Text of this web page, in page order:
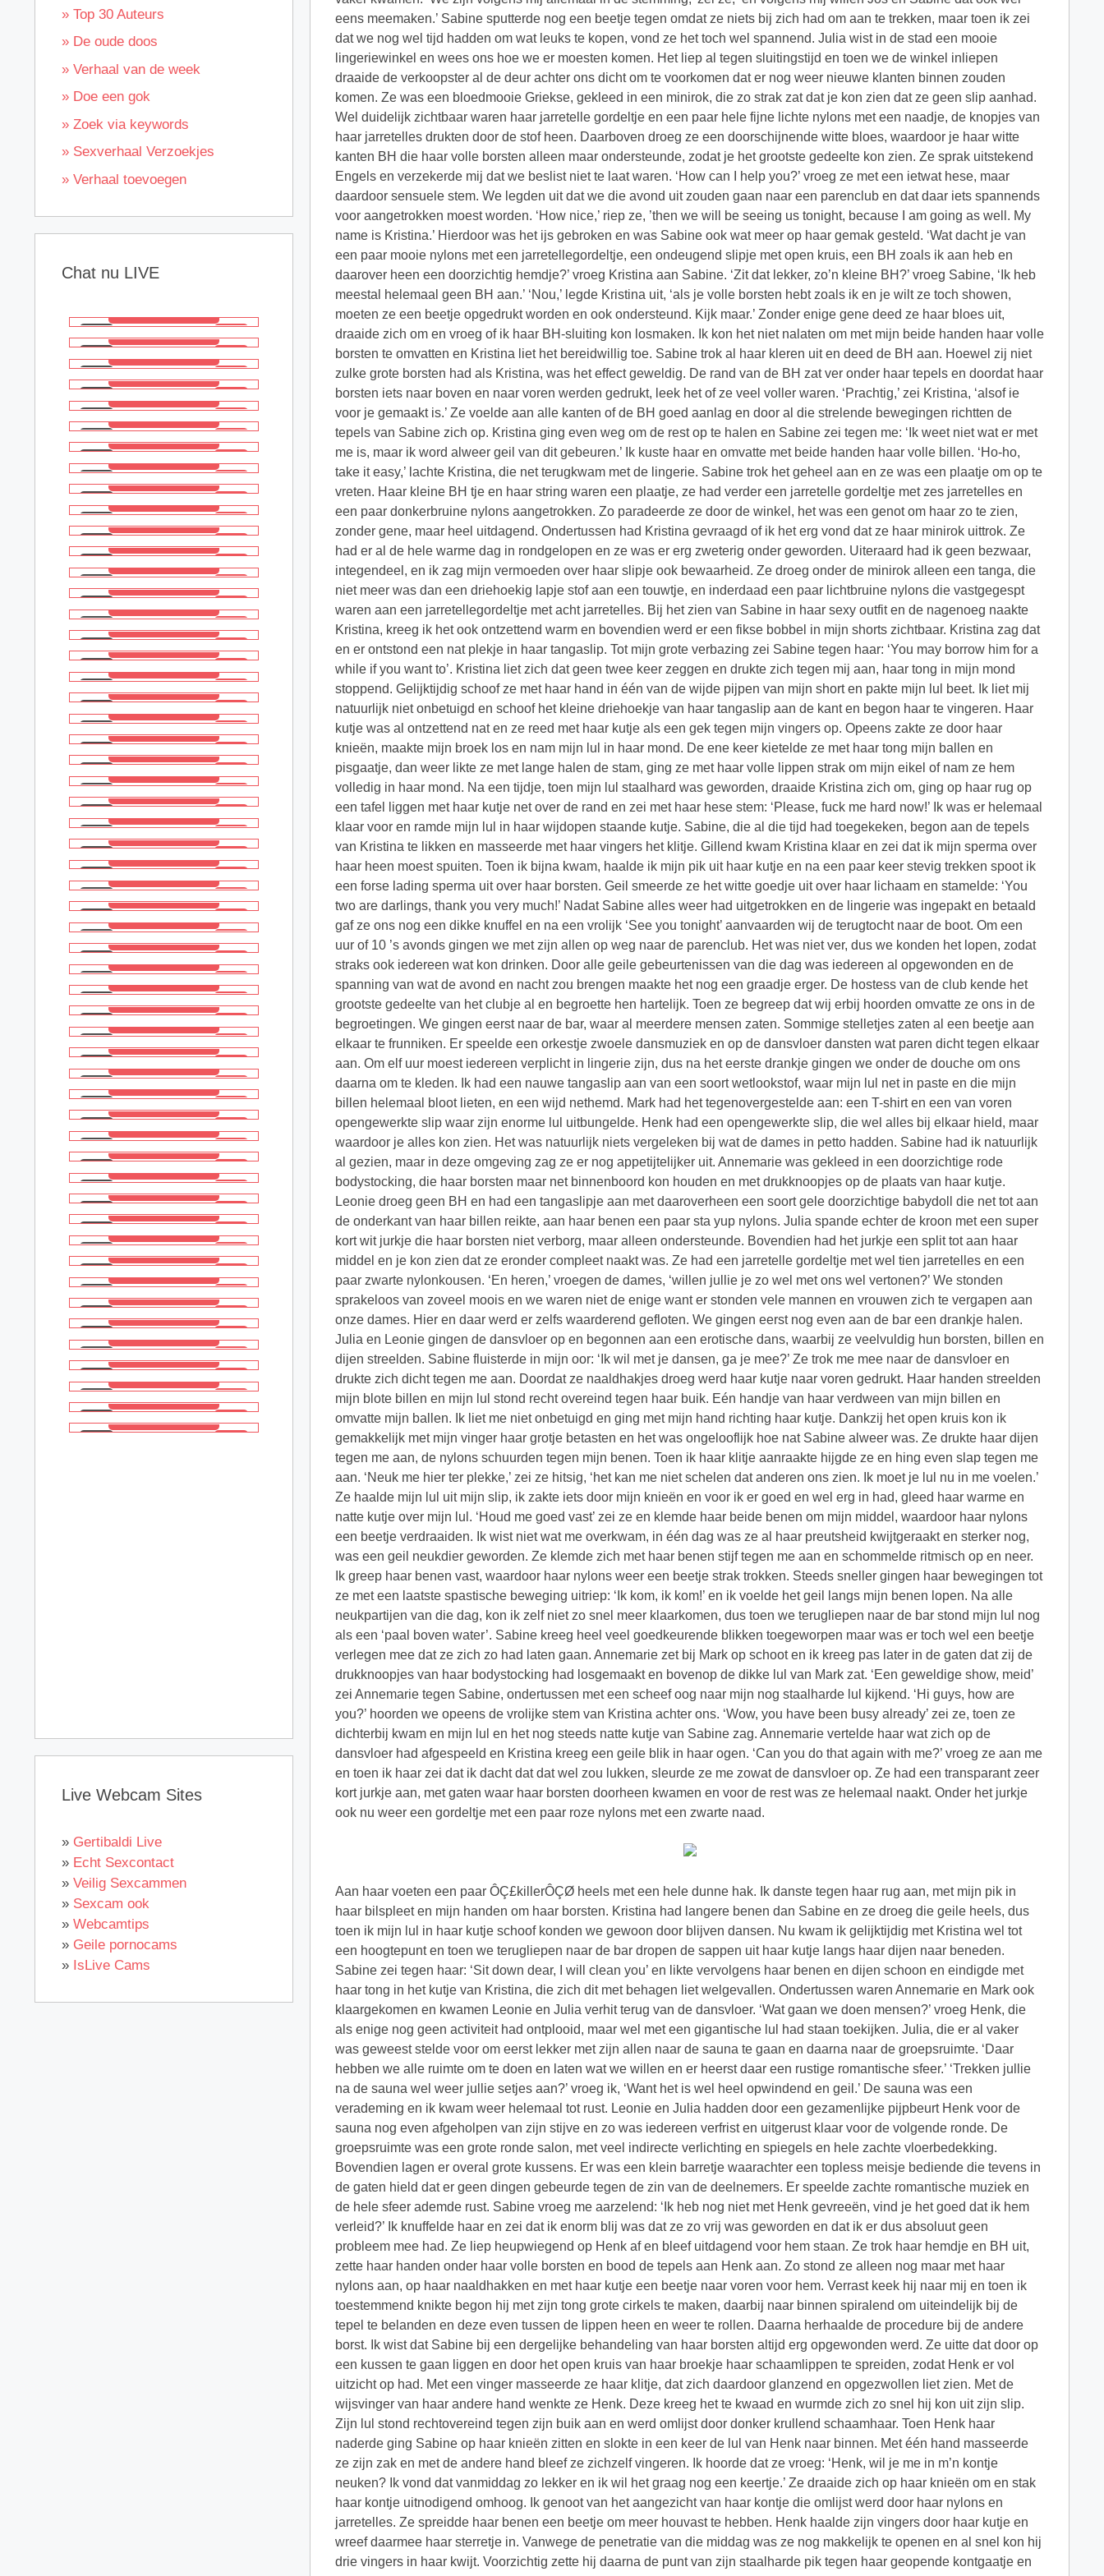
Aan haar voeten een paar ÔÇ£killerÔÇØ heels met een hele dunne hak. Ik danste tegen haar rug aan, met mijn pik in
haar bilspleet en mijn handen om haar borsten. Kristina had langere benen dan Sabine en ze droeg die geile heels, dus
toen ik mijn lul in haar kutje schoof konden we gewoon door blijven dansen. Nu kwam ik gelijktijdig met Kristina wel tot
een hoogtepunt en toen we terugliepen naar de bar dropen de sappen uit haar kutje langs haar dijen naar beneden.
Sabine zei tegen haar: ‘Sit down dear, I will clean you’ en likte vervolgens haar benen en dijen schoon en eindigde met
haar tong in het kutje van Kristina, die zich dit met behagen liet welgevallen. Ondertussen waren Annemarie en Mark ook
klaargekomen en kwamen Leonie en Julia verhit terug van de dansvloer. ‘Wat gaan we doen mensen?’ vroeg Henk, die
als enige nog geen activiteit had ontplooid, maar wel met een gigantische lul had staan toekijken. Julia, die er al vaker
was geweest stelde voor om eerst lekker met zijn allen naar de sauna te gaan en daarna naar de groepsruimte. ‘Daar
hebben we alle ruimte om te doen en laten wat we willen en er heerst daar een rustige romantische sfeer.’ ‘Trekken jullie
na de sauna wel weer jullie setjes aan?’ vroeg ik, ‘Want het is wel heel opwindend en geil.’ De sauna was een
verademing en ik kwam weer helemaal tot rust. Leonie en Julia hadden door een gezamenlijke pijpbeurt Henk voor de
sauna nog even afgeholpen van zijn stijve en zo was iedereen verfrist en uitgerust klaar voor de volgende ronde. De
groepsruimte was een grote ronde salon, met veel indirecte verlichting en spiegels en hele zachte vloerbedekking.
Bovendien lagen er overal grote kussens. Er was een klein barretje waarachter een topless meisje bediende die tevens in
de gaten hield dat er geen dingen gebeurde tegen de zin van de deelnemers. Er speelde zachte romantische muziek en
de hele sfeer ademde rust. Sabine vroeg me aarzelend: ‘Ik heb nog niet met Henk gevreeën, vind je het goed dat ik hem
verleid?’ Ik knuffelde haar en zei dat ik enorm blij was dat ze zo vrij was geworden en dat ik er dus absoluut geen
probleem mee had. Ze liep heupwiegend op Henk af en bleef uitdagend voor hem staan. Ze trok haar hemdje en BH uit,
zette haar handen onder haar volle borsten en bood de tepels aan Henk aan. Zo stond ze alleen nog maar met haar
nylons aan, op haar naaldhakken en met haar kutje een beetje naar voren voor hem. Verrast keek hij naar mij en toen ik
toestemmend knikte begon hij met zijn tong grote cirkels te maken, daarbij naar binnen spiralend om uiteindelijk bij de
tepel te belanden en deze even tussen de lippen heen en weer te rollen. Daarna herhaalde de procedure bij de andere
borst. Ik wist dat Sabine bij een dergelijke behandeling van haar borsten altijd erg opgewonden werd. Ze uitte dat door op
een kussen te gaan liggen en door het open kruis van haar broekje haar schaamlippen te spreiden, zodat Henk er vol
uitzicht op had. Met een vinger masseerde ze haar klitje, dat zich daardoor glanzend en opgezwollen liet zien. Met de
wijsvinger van haar andere hand wenkte ze Henk. Deze kreeg het te kwaad en wurmde zich zo snel hij kon uit zijn slip.
Zijn lul stond rechtovereind tegen zijn buik aan en werd omlijst door donker krullend schaamhaar. Toen Henk haar
naderde ging Sabine op haar knieën zitten en slokte in een keer de lul van Henk naar binnen. Met één hand masseerde
ze zijn zak en met de andere hand bleef ze zichzelf vingeren. Ik hoorde dat ze vroeg: ‘Henk, wil je me in m’n kontje
neuken? Ik vond dat vanmiddag zo lekker en ik wil het graag nog een keertje.’ Ze draaide zich op haar knieën om en stak
haar kontje uitnodigend omhoog. Ik genoot van het aangezicht van haar kontje die omlijst werd door haar nylons en
jarretelles. Ze spreidde haar benen een beetje om meer houvast te hebben. Henk haalde zijn vingers door haar kutje en
wreef daarmee haar sterretje in. Vanwege de penetratie van die middag was ze nog makkelijk te openen en al snel kon hij
drie vingers in haar kwijt. Voorzichtig zette hij daarna de punt van zijn staalharde pik tegen haar geopende kontgaatje en
» Top 30 Auteurs
» De oude doos
» Verhaal van de week
» Doe een gok
» Zoek via keywords
» Sexverhaal Verzoekjes
» Verhaal toevoegen
Chat nu LIVE
Live Webcam Sites
» Gertibaldi Live
» Echt Sexcontact
» Veilig Sexcammen
» Sexcam ook
» Webcamtips
» Geile pornocams
» IsLive Cams